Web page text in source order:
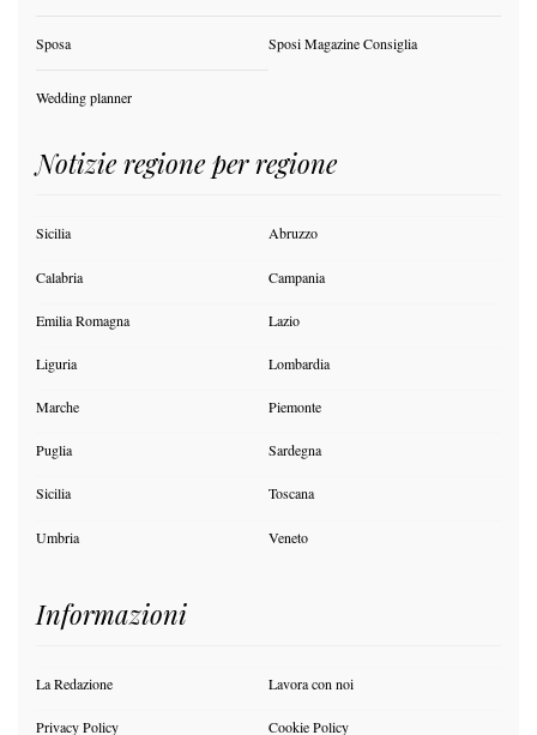
Sposa Sposi Magazine Consiglia
Wedding planner
Notizie regione per regione
Sicilia Abruzzo
Calabria Campania
Emilia Romagna Lazio
Liguria Lombardia
Marche Piemonte
Puglia Sardegna
Sicilia Toscana
Umbria Veneto
Informazioni
La Redazione Lavora con noi
Privacy Policy Cookie Policy